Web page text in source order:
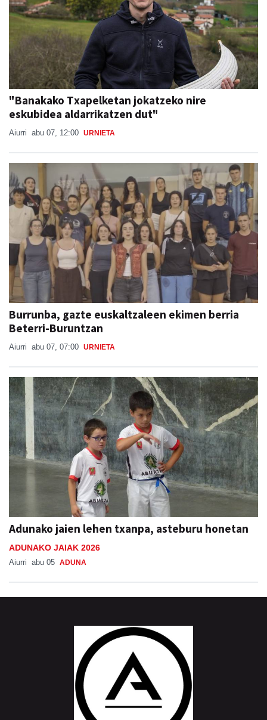
"Banakako Txapelketan jokatzeko nire
eskubidea aldarrikatzen dut"
Aiurri abu 07, 12:00 URNIETA
Burrunba, gazte euskaltzaleen ekimen berria
Beterri-Buruntzan
Aiurri abu 07, 07:00 URNIETA
Adunako jaien lehen txanpa, asteburu honetan
ADUNAKO JAIAK 2026
Aiurri abu 05 ADUNA